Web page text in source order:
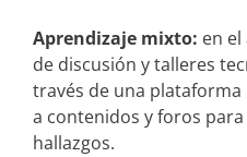
Aprendizaje mixto: en
de discusión y talleres
través de una
a contenidos y foros
hallazgos.